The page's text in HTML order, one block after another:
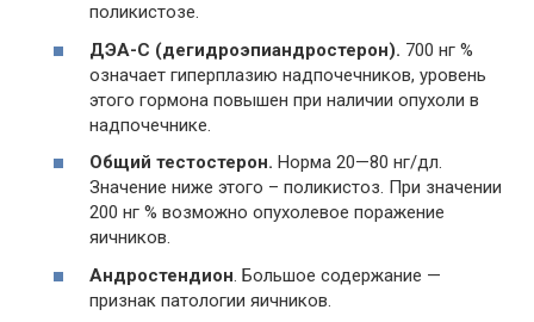
поликистозе.
ДЭА-С (дегидроэпиандростерон). 700 нг %
означает гиперплазию надпочечников, уровень
этого гормона повышен при наличии опухоли в
надпочечнике.
Общий тестостерон. Норма 20—80 нг/дл.
Значение ниже этого – поликистоз. При значении
200 нг % возможно опухолевое поражение
яичников.
Андростендион. Большое содержание —
признак патологии яичников.